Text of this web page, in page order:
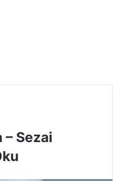
– Sezai